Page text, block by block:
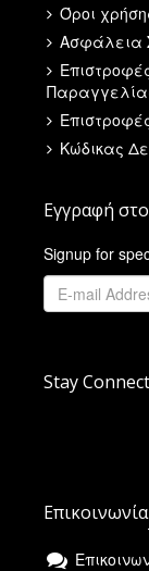
Όροι
Ασφάλεια
Κώδικας
Εγγραφή
Signup for
Stay
Επικοινωνία